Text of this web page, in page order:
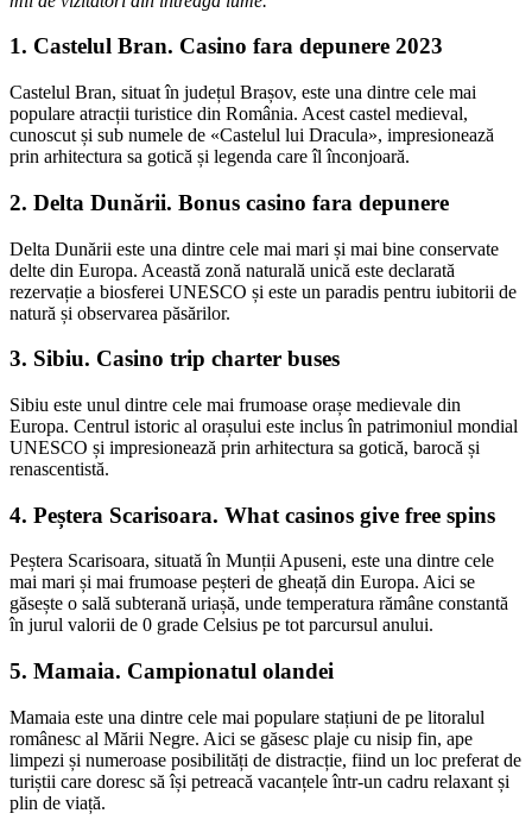
1. Castelul Bran. Casino fara depunere 2023
Castelul Bran, situat în județul Brașov, este una dintre cele mai
populare atracții turistice din România. Acest castel medieval,
cunoscut și sub numele de «Castelul lui Dracula», impresionează
prin arhitectura sa gotică și legenda care îl înconjoară.
2. Delta Dunării. Bonus casino fara depunere
Delta Dunării este una dintre cele mai mari și mai bine conservate
delte din Europa. Această zonă naturală unică este declarată
rezervație a biosferei UNESCO și este un paradis pentru iubitorii de
natură și observarea păsărilor.
3. Sibiu. Casino trip charter buses
Sibiu este unul dintre cele mai frumoase orașe medievale din
Europa. Centrul istoric al orașului este inclus în patrimoniul mondial
UNESCO și impresionează prin arhitectura sa gotică, barocă și
renascentistă.
4. Peștera Scarisoara. What casinos give free spins
Peștera Scarisoara, situată în Munții Apuseni, este una dintre cele
mai mari și mai frumoase peșteri de gheață din Europa. Aici se
găsește o sală subterană uriașă, unde temperatura rămâne constantă
în jurul valorii de 0 grade Celsius pe tot parcursul anului.
5. Mamaia. Campionatul olandei
Mamaia este una dintre cele mai populare stațiuni de pe litoralul
românesc al Mării Negre. Aici se găsesc plaje cu nisip fin, ape
limpezi și numeroase posibilități de distracție, fiind un loc preferat de
turiștii care doresc să își petreacă vacanțele într-un cadru relaxant și
plin de viață.